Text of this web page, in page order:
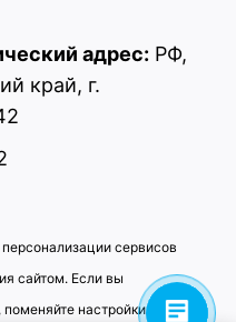
учебный центр
адрес: РФ,
край, г.
сервисов
сайтом. Если вы
настройки